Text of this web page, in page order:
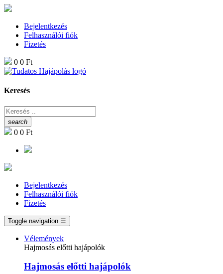
Bejelentkezés
Felhasználói fiók
Fizetés
0 0 Ft
Keresés
search
0 0 Ft
Bejelentkezés
Felhasználói fiók
Fizetés
Toggle navigation ☰
Vélemények
Hajmosás előtti hajápolók
Hajmosás előtti hajápolók